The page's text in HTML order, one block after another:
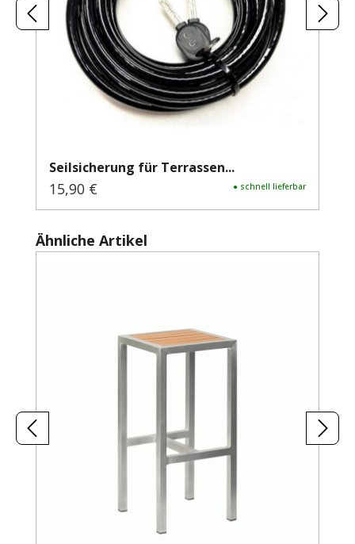
Seilsicherung für Terrassen...
Regulärer Preis:
15,90 € ● schnell lieferbar
Produktgalerie überspringen
Ähnliche Artikel